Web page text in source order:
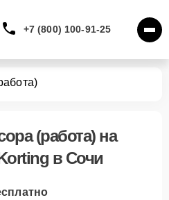
+7 (800) 100-91-25
(работа)на
в Сочи